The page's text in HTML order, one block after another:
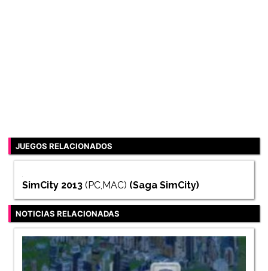
JUEGOS RELACIONADOS
SimCity 2013 (PC,MAC) (Saga SimCity)
NOTICIAS RELACIONADAS